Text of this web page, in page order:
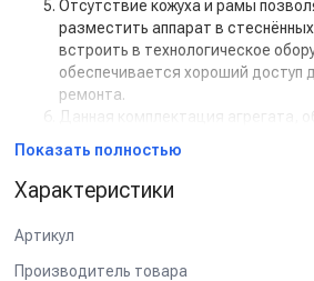
Отсутствие кожуха и рамы
разместить аппарат в
встроить в технологическое
обеспечивается хороший доступ
ремонта.
Данная комплектация агрегата,
которые возникают во время
Использование материалов
продуманность конструкции,
длительный срок эффективной
установки.
Показать полностью
Характеристики
Артикул
Производитель товара